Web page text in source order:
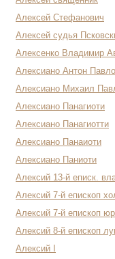
Алексей Стефанович
Алексей судья
Алексенко Владимир
Алексиано Антон
Алексиано Михаил
Алексиано Панагиоти
Алексиано Панагиотти
Алексиано Панаиоти
Алексиано Паниоти
Алексий 13-й еписк.
Алексий 7-й епископ
Алексий 7-й епископ
Алексий 8-й епископ
Алексий I